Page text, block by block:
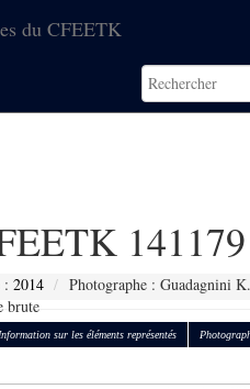
du CFEETK
141179
: 2014
Photographe : Guadagnini K.
brute
Information sur les éléments représentés